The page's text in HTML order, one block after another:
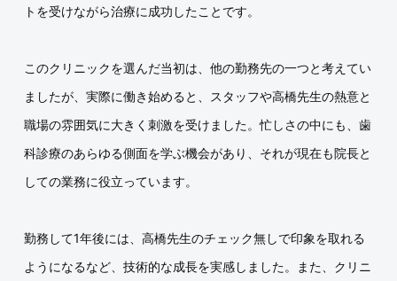
トを受けながら治療に成功したことです。
このクリニックを選んだ当初は、他の勤務先の一つと考えてい
ましたが、実際に働き始めると、スタッフや高橋先生の熱意と
職場の雰囲気に大きく刺激を受けました。忙しさの中にも、歯
科診療のあらゆる側面を学ぶ機会があり、それが現在も院長と
しての業務に役立っています。
勤務して1年後には、高橋先生のチェック無しで印象を取れる
ようになるなど、技術的な成長を実感しました。また、クリニ